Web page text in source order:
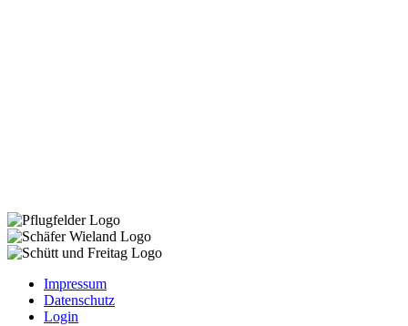
Impressum
Datenschutz
Login